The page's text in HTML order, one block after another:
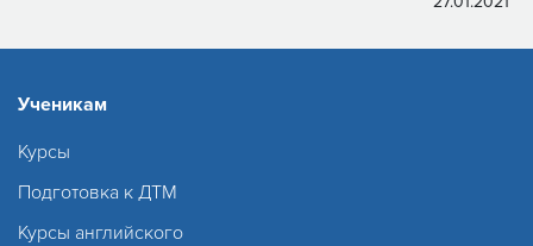
Ученикам
Курсы
Подготовка к ДТМ
Курсы английского